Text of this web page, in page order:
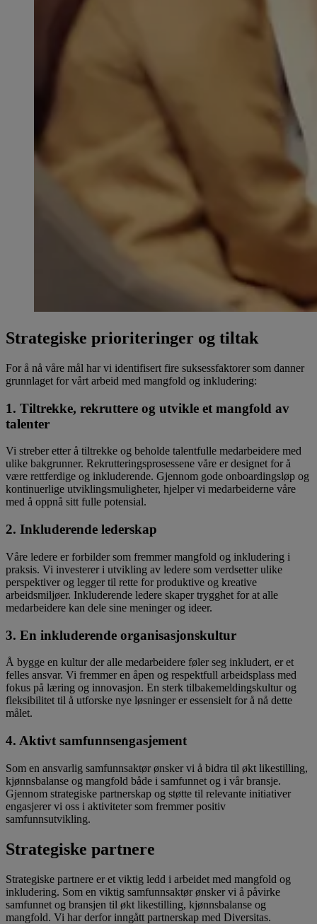
Strategiske prioriteringer og tiltak
For å nå våre mål har vi identifisert fire suksessfaktorer som danner
grunnlaget for vårt arbeid med mangfold og inkludering:
1. Tiltrekke, rekruttere og utvikle et mangfold av
talenter
Vi streber etter å tiltrekke og beholde talentfulle medarbeidere med
ulike bakgrunner. Rekrutteringsprosessene våre er designet for å
være rettferdige og inkluderende. Gjennom gode onboardingsløp og
kontinuerlige utviklingsmuligheter, hjelper vi medarbeiderne våre
med å oppnå sitt fulle potensial.
2. Inkluderende lederskap
Våre ledere er forbilder som fremmer mangfold og inkludering i
praksis. Vi investerer i utvikling av ledere som verdsetter ulike
perspektiver og legger til rette for produktive og kreative
arbeidsmiljøer. Inkluderende ledere skaper trygghet for at alle
medarbeidere kan dele sine meninger og ideer.
3. En inkluderende organisasjonskultur
Å bygge en kultur der alle medarbeidere føler seg inkludert, er et
felles ansvar. Vi fremmer en åpen og respektfull arbeidsplass med
fokus på læring og innovasjon. En sterk tilbakemeldingskultur og
fleksibilitet til å utforske nye løsninger er essensielt for å nå dette
målet.
4. Aktivt samfunnsengasjement
Som en ansvarlig samfunnsaktør ønsker vi å bidra til økt likestilling,
kjønnsbalanse og mangfold både i samfunnet og i vår bransje.
Gjennom strategiske partnerskap og støtte til relevante initiativer
engasjerer vi oss i aktiviteter som fremmer positiv
samfunnsutvikling.
Strategiske partnere
Strategiske partnere er et viktig ledd i arbeidet med mangfold og
inkludering. Som en viktig samfunnsaktør ønsker vi å påvirke
samfunnet og bransjen til økt likestilling, kjønnsbalanse og
mangfold. Vi har derfor inngått partnerskap med Diversitas.